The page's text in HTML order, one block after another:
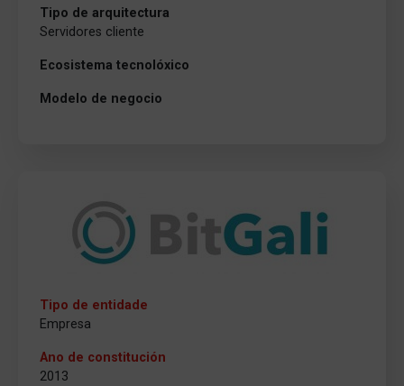
Tipo de arquitectura
Servidores cliente
Ecosistema tecnolóxico
Modelo de negocio
Tipo de entidade
Empresa
Ano de constitución
2013